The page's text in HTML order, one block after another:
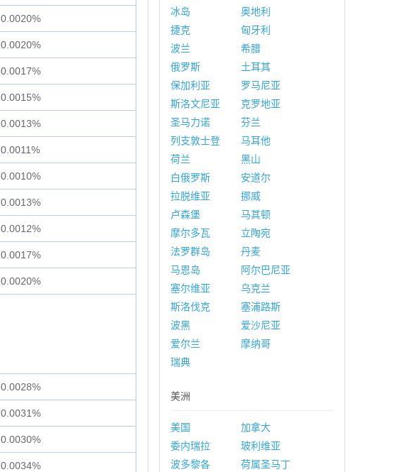
0.0020%
0.0020%
0.0017%
0.0015%
0.0013%
0.0011%
0.0010%
0.0013%
0.0012%
0.0017%
0.0020%
0.0028%
0.0031%
0.0030%
0.0034%
冰岛
奥地利
捷克
匈牙利
波兰
希腊
俄罗斯
土耳其
保加利亚
罗马尼亚
斯洛文尼亚
克罗地亚
圣马力诺
芬兰
列支敦士登
马耳他
荷兰
黑山
白俄罗斯
安道尔
拉脱维亚
挪威
卢森堡
马其顿
摩尔多瓦
立陶宛
法罗群岛
丹麦
马恩岛
阿尔巴尼亚
塞尔维亚
乌克兰
斯洛伐克
塞浦路斯
波黑
爱沙尼亚
爱尔兰
摩纳哥
瑞典
美洲
美国
加拿大
委内瑞拉
玻利维亚
波多黎各
荷属圣马丁